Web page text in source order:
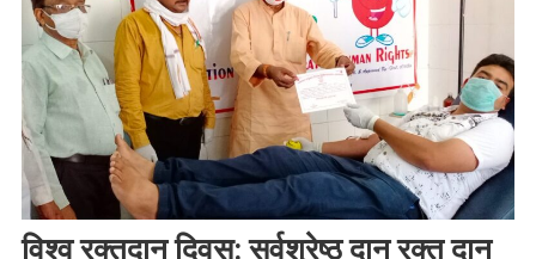
विश्व रक्तदान दिवस: सर्वश्रेष्ठ दान रक्त दान